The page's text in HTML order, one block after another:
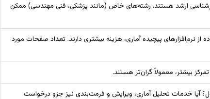
کارشناسی ارشد هستند. رشته‌های خاص (مانند پزشکی، فنی مهندسی) ممکن
از نرم‌افزارهای پیچیده آماری، هزینه بیشتری دارند. تعداد صفحات مورد
بیشتر، معمولاً گران‌تر هستند.
آیا خدمات تحلیل آماری، ویرایش و فرمت‌بندی نیز جزو درخواست